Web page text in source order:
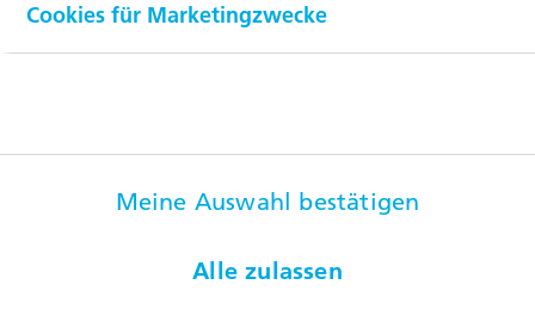
Zielgruppen
Cookies für Marketingzwecke
Meine Auswahl bestätigen
Alle zulassen